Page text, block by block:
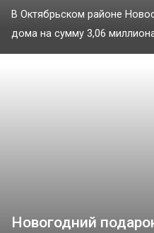
В Октябрьском районе
дома на сумму 3,06
Новогодний